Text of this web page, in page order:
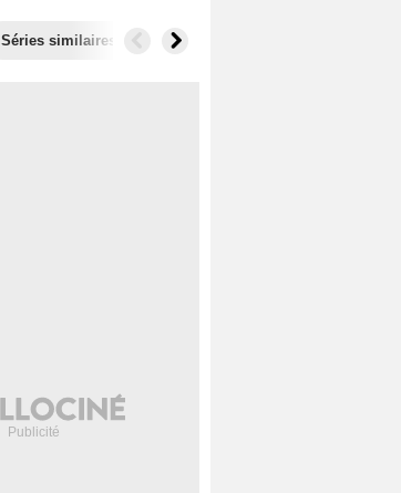
Séries similaires Audiences